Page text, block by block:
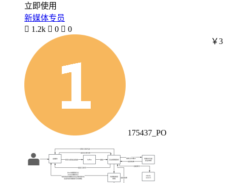
立即使用
新媒体专员
 1.2k  0  0
175437_PO
￥3